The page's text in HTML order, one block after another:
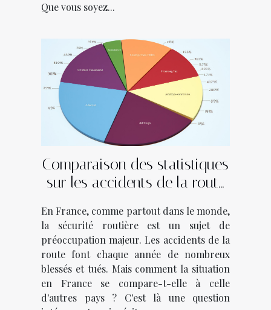
Que vous soyez...
Comparaison des statistiques
sur les accidents de la route
pays
En France, comme partout dans le monde,
la sécurité routière est un sujet de
préoccupation majeur. Les accidents de la
route font chaque année de nombreux
blessés et tués. Mais comment la situation
en France se compare-t-elle à celle
d'autres pays ? C'est là une question